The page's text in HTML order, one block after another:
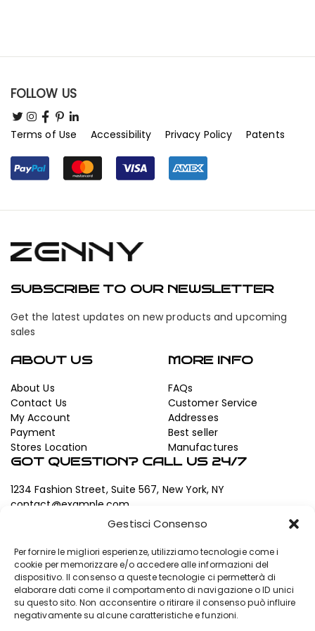
Gestisci Consenso
Per fornire le migliori esperienze, utilizziamo tecnologie come i
cookie per memorizzare e/o accedere alle informazioni del
dispositivo. Il consenso a queste tecnologie ci permetterà di
elaborare dati come il comportamento di navigazione o ID unici
su questo sito. Non acconsentire o ritirare il consenso può influire
negativamente su alcune caratteristiche e funzioni.
FOLLOW US
Terms of Use Accessibility Privacy Policy Patents
SUBSCRIBE TO OUR NEWSLETTER
Get the latest updates on new products and upcoming
sales
ABOUT US
About Us
Contact Us
My Account
Payment
Stores Location
MORE INFO
FAQs
Customer Service
Addresses
Best seller
Manufactures
GOT QUESTION? CALL US 24/7
1234 Fashion Street, Suite 567, New York, NY
contact@example.com
Mon – Sat 9.00 – 18.00
© Copyright 2024. Designed byBZOTech.com